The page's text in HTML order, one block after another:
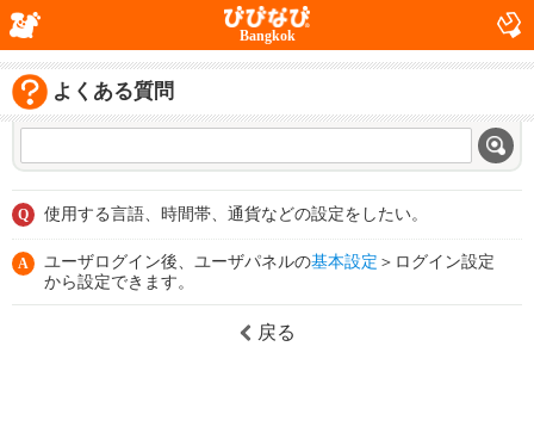
Bangkok
よくある質問
Q 使用する言語、時間帯、通貨などの設定をしたい。
A ユーザログイン後、ユーザパネルの基本設定 ＞ログイン設定
から設定できます。
戻る